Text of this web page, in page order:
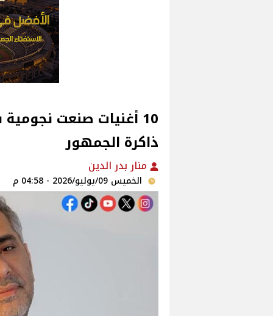
10 أغنيات صنعت
ذاكرة الجمهور
منار بدر الدين
الخميس 09/يوليو/2026 - 04:58 م